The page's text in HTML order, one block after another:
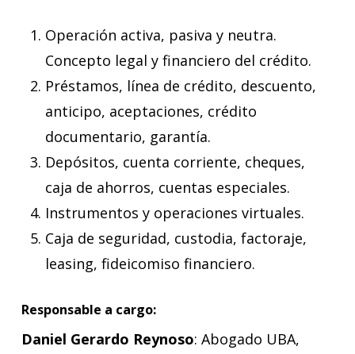
Operación activa, pasiva y neutra.
Concepto legal y financiero del crédito.
Préstamos, línea de crédito, descuento,
anticipo, aceptaciones, crédito
documentario, garantía.
Depósitos, cuenta corriente, cheques,
caja de ahorros, cuentas especiales.
Instrumentos y operaciones virtuales.
Caja de seguridad, custodia, factoraje,
leasing, fideicomiso financiero.
Responsable a cargo:
Daniel Gerardo Reynoso: Abogado UBA,